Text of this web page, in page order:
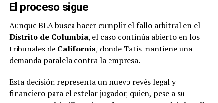
El proceso sigue
Aunque BLA busca hacer cumplir el fallo arbitral en el
Distrito de Columbia, el caso continúa abierto en los
tribunales de California, donde Tatis mantiene una
demanda paralela contra la empresa.
Esta decisión representa un nuevo revés legal y
financiero para el estelar jugador, quien, pese a su